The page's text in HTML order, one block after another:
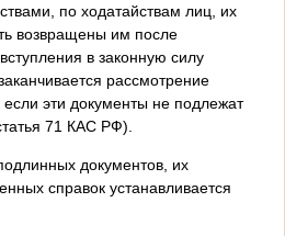
по ходатайствам лиц, их
возвращены им после
в законную силу
рассмотрение
эти документы не подлежат
71 КАС РФ).
документов, их
справок устанавливается